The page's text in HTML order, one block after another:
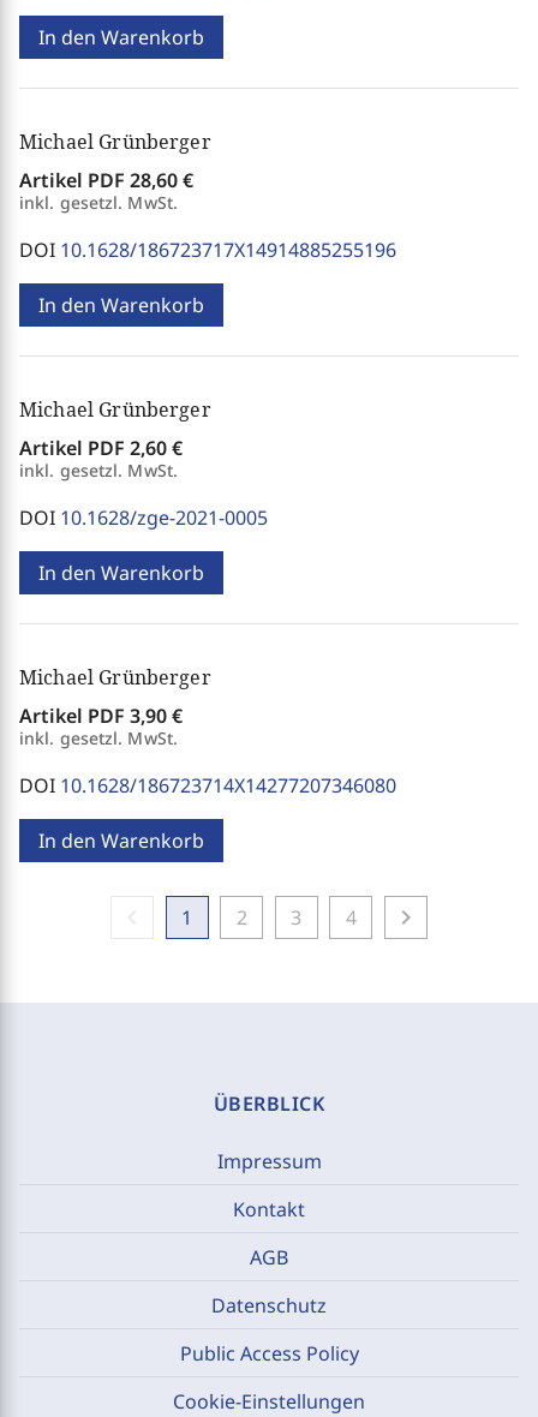
In den Warenkorb
Michael Grünberger
Artikel PDF 28,60 €
inkl. gesetzl. MwSt.
DOI 10.1628/186723717X14914885255196
In den Warenkorb
Michael Grünberger
Artikel PDF 2,60 €
inkl. gesetzl. MwSt.
DOI 10.1628/zge-2021-0005
In den Warenkorb
Michael Grünberger
Artikel PDF 3,90 €
inkl. gesetzl. MwSt.
DOI 10.1628/186723714X14277207346080
In den Warenkorb
1 2 3 4 chevron_right
ÜBERBLICK
Impressum
Kontakt
AGB
Datenschutz
Public Access Policy
Cookie-Einstellungen